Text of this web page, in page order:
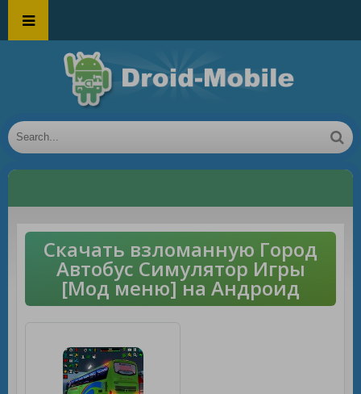
Скачать взломанную Город
Автобус Симулятор Игры
[Мод меню] на Андроид